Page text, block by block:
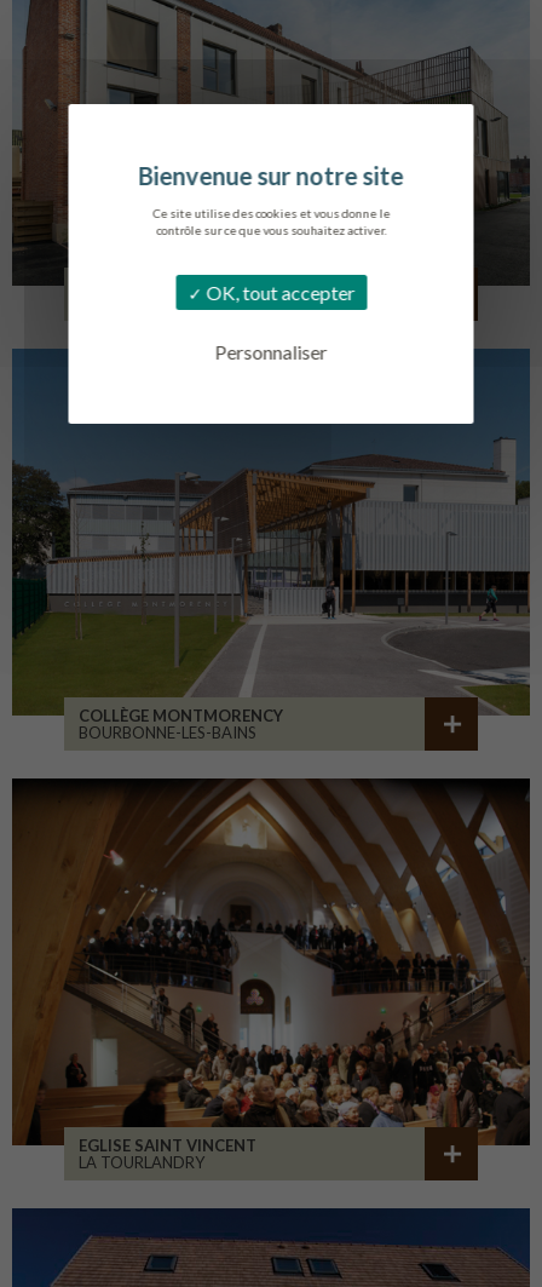
Ce site utilise des cookies et vous donne le
contrôle sur ce que vous souhaitez activer.
OK, tout accepter
Personnaliser
LOG. JEUNES TRAVAILLEURS
COLLÈGE MONTMORENCY
BOURBONNE-LES-BAINS
EGLISE SAINT VINCENT
LA TOURLANDRY